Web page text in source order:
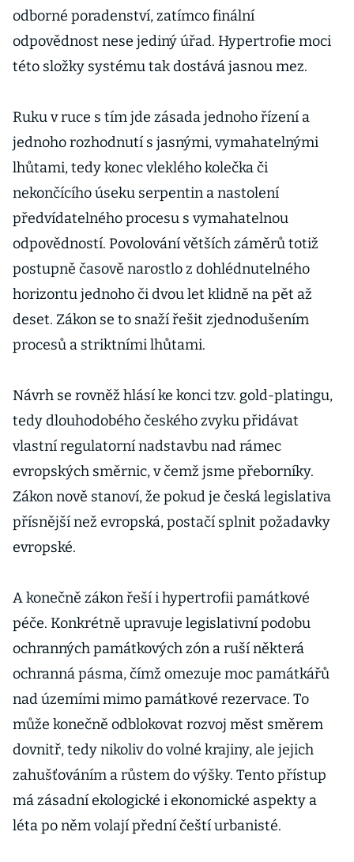
odborné poradenství, zatímco finální
odpovědnost nese jediný úřad. Hypertrofie moci
této složky systému tak dostává jasnou mez.
Ruku v ruce s tím jde zásada jednoho řízení a
jednoho rozhodnutí s jasnými, vymahatelnými
lhůtami, tedy konec vleklého kolečka či
nekončícího úseku serpentin a nastolení
předvídatelného procesu s vymahatelnou
odpovědností. Povolování větších záměrů totiž
postupně časově narostlo z dohlédnutelného
horizontu jednoho či dvou let klidně na pět až
deset. Zákon se to snaží řešit zjednodušením
procesů a striktními lhůtami.
Návrh se rovněž hlásí ke konci tzv. gold-platingu,
tedy dlouhodobého českého zvyku přidávat
vlastní regulatorní nadstavbu nad rámec
evropských směrnic, v čemž jsme přeborníky.
Zákon nově stanoví, že pokud je česká legislativa
přísnější než evropská, postačí splnit požadavky
evropské.
A konečně zákon řeší i hypertrofii památkové
péče. Konkrétně upravuje legislativní podobu
ochranných památkových zón a ruší některá
ochranná pásma, čímž omezuje moc památkářů
nad územími mimo památkové rezervace. To
může konečně odblokovat rozvoj měst směrem
dovnitř, tedy nikoliv do volné krajiny, ale jejich
zahušťováním a růstem do výšky. Tento přístup
má zásadní ekologické i ekonomické aspekty a
léta po něm volají přední čeští urbanisté.